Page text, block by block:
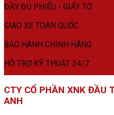
ĐẦY ĐỦ PHIẾU - GIẤY TỜ
GIAO XE TOÀN QUỐC
BẢO HÀNH CHÍNH HÃNG
HỖ TRỢ KỸ THUẬT 24/7
CTY CỔ PHẦN XNK ĐẦU
ANH